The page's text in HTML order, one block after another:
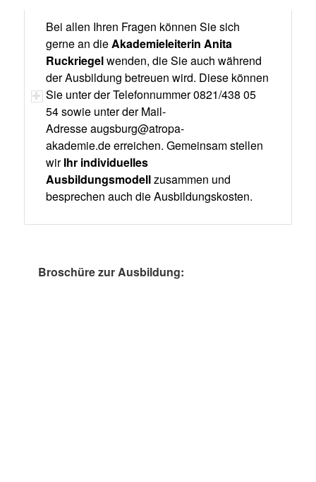
Bei allen Ihren Fragen können Sie sich
gerne an dieAkademieleiterin Anita
Ruckriegelwenden, die Sie auch während
der Ausbildung betreuen wird. Diese können
Sie unter der Telefonnummer 0821/438 05
54 sowie unter der Mail-
Adresseaugsburg@atropa-
akademie.deerreichen. Gemeinsam stellen
wirIhr individuelles
Ausbildungsmodellzusammen und
besprechen auch die Ausbildungskosten.
Broschüre zur Ausbildung: